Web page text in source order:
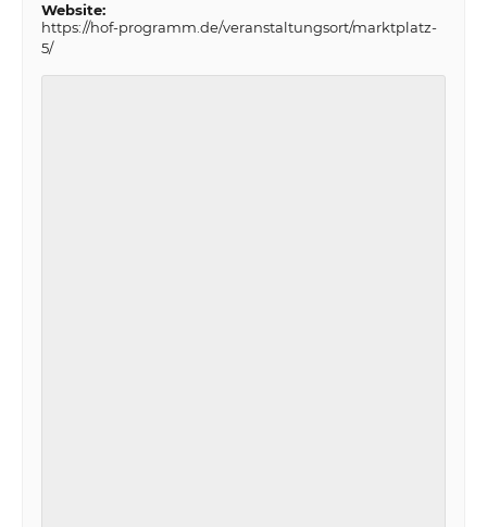
Website:
https://hof-programm.de/veranstaltungsort/marktplatz-
5/